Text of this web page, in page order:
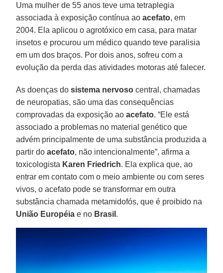
Uma mulher de 55 anos teve uma tetraplegia
associada à exposição contínua aoacefato, em
2004. Ela aplicou o agrotóxico em casa, para matar
insetos e procurou um médico quando teve paralisia
em um dos braços. Por dois anos, sofreu com a
evolução da perda das atividades motoras até falecer.
As doenças dosistema nervoso central, chamadas
de neuropatias, são uma das consequências
comprovadas da exposição aoacefato. “Ele está
associado a problemas no material genético que
advém principalmente de uma substância produzida a
partir doacefato, não intencionalmente”, afirma a
toxicologista Karen Friedrich. Ela explica que, ao
entrar em contato com o meio ambiente ou com seres
vivos, o acefato pode se transformar em outra
substância chamada metamidofós, que é proibido na
União Européia e no Brasil .